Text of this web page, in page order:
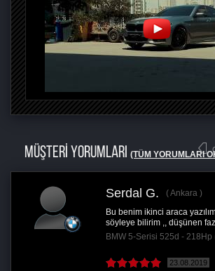
MÜŞTERİ YORUMLARI (TÜM YORUMLARI
Serdal G.
Ankara
Bu benim ikinci araca
söyleye bilirim ,, düşünen
BMW 5-Serisi 525d - 218Hp
23.08.2019